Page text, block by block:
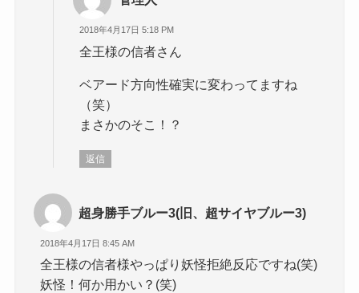
2018年4月17日 5:18 PM
全王様の信者さん
ベアード方向性確実に変わってますね
（笑）
まさかのそこ！？
返信
超身勝手ブルー3(旧、超サイヤブルー3)
2018年4月17日 8:45 AM
全王様の信者様やっぱり妖怪拒絶反応ですね(笑)
妖怪！何か用かい？(笑)